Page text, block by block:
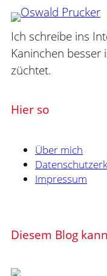
Ich schreibe ins
Kaninchen besser
züchtet.
Hier so
Über mich
Impressum
Diesem Blog